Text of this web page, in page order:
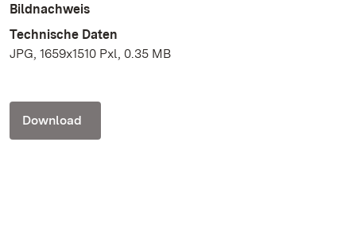
Bildnachweis
Technische Daten
JPG, 1659x1510 Pxl, 0.35 MB
Download